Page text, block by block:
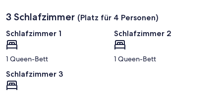
3 Schlafzimmer (Platz für 4 Personen)
Schlafzimmer 1
1 Queen-Bett
Schlafzimmer 2
1 Queen-Bett
Schlafzimmer 3